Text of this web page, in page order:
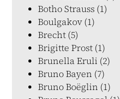
Botho Strauss (1)
Boulgakov (1)
Brecht (5)
Brigitte Prost (1)
Brunella Eruli (2)
Bruno Bayen (7)
Bruno Boëglin (1)